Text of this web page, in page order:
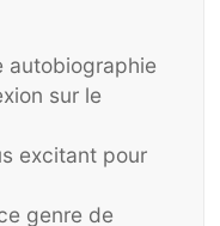
autobiographie
sur le
excitant pour
genre de